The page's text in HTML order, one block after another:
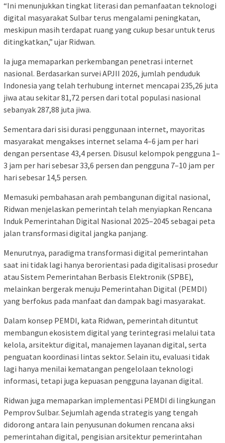
“Ini menunjukkan tingkat literasi dan pemanfaatan teknologi
digital masyarakat Sulbar terus mengalami peningkatan,
meskipun masih terdapat ruang yang cukup besar untuk terus
ditingkatkan,” ujar Ridwan.
Ia juga memaparkan perkembangan penetrasi internet
nasional. Berdasarkan survei APJII 2026, jumlah penduduk
Indonesia yang telah terhubung internet mencapai 235,26 juta
jiwa atau sekitar 81,72 persen dari total populasi nasional
sebanyak 287,88 juta jiwa.
Sementara dari sisi durasi penggunaan internet, mayoritas
masyarakat mengakses internet selama 4–6 jam per hari
dengan persentase 43,4 persen. Disusul kelompok pengguna 1–
3 jam per hari sebesar 33,6 persen dan pengguna 7–10 jam per
hari sebesar 14,5 persen.
Memasuki pembahasan arah pembangunan digital nasional,
Ridwan menjelaskan pemerintah telah menyiapkan Rencana
Induk Pemerintahan Digital Nasional 2025–2045 sebagai peta
jalan transformasi digital jangka panjang.
Menurutnya, paradigma transformasi digital pemerintahan
saat ini tidak lagi hanya berorientasi pada digitalisasi prosedur
atau Sistem Pemerintahan Berbasis Elektronik (SPBE),
melainkan bergerak menuju Pemerintahan Digital (PEMDI)
yang berfokus pada manfaat dan dampak bagi masyarakat.
Dalam konsep PEMDI, kata Ridwan, pemerintah dituntut
membangun ekosistem digital yang terintegrasi melalui tata
kelola, arsitektur digital, manajemen layanan digital, serta
penguatan koordinasi lintas sektor. Selain itu, evaluasi tidak
lagi hanya menilai kematangan pengelolaan teknologi
informasi, tetapi juga kepuasan pengguna layanan digital.
Ridwan juga memaparkan implementasi PEMDI di lingkungan
Pemprov Sulbar. Sejumlah agenda strategis yang tengah
didorong antara lain penyusunan dokumen rencana aksi
pemerintahan digital, pengisian arsitektur pemerintahan